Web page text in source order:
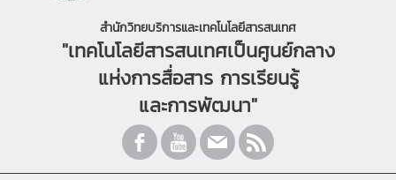
สำนักวิทยบริการและเทคโนโลยีสารสนเทศ
"เทคโนโลยีสารสนเทศเป็นศูนย์กลาง
แห่งการสื่อสาร การเรียนรู้
และการพัฒนา"